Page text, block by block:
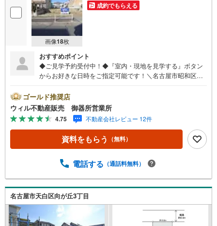
画像18枚
成約でもらえる
おすすめポイント
◆ご見学予約受付中！◆『室内・現地を見学する』ボタン
からお好きな日時をご指定可能です！＼名古屋市昭和区、
名古屋市昭和区、天白区の直接のご売却依頼を数多くいた
だいている不動産仲介会社です。ネット上で分かる立地環
境はもちろん、過去にお任せいただいたお客様に現地の生
の声をもとに住戸環境を提案致します。＼平日のお住まい
探しの方へ/弊社では平日にご内覧・契約など平日にお住ま
い探しをされるお客様にサービスをご用意しています。＼
ています。事前にご予約頂きましたら営業時間外でのご内
ある方へ/不動産業者間で不動産情報が共有されているの
で、名古屋市全域や、その他隣接エリアでもご内覧が可能
です！ 【御器所営業所】○地下鉄桜通線、鶴舞線「御器
所」駅徒歩1分○お子様が遊べるキッズスペースあり○定休
日ございません
ゴールド推奨店
ウィル不動産販売 御器所営業所
4.75 不動産会社レビュー 12件
資料をもらう （無料）
電話する （通話料無料）
名古屋市天白区向が丘3丁目